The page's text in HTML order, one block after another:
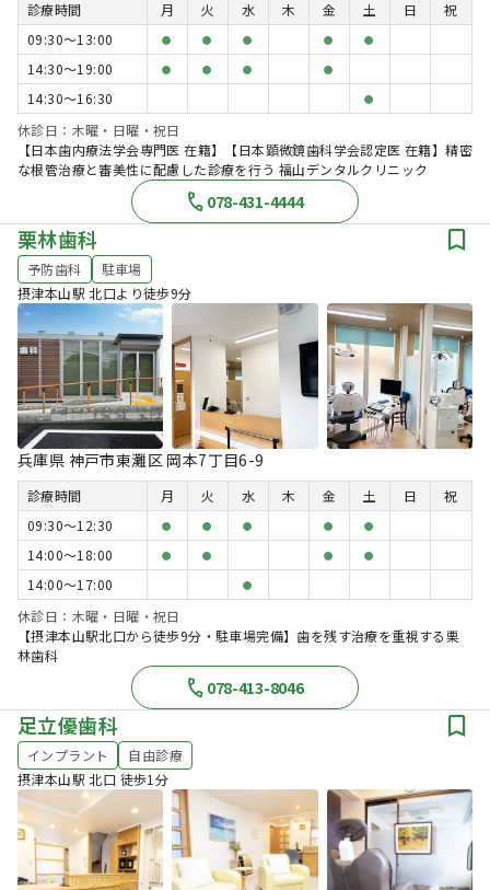
診療時間 月 火 水 木 金 土 日
祝
09:30〜13:00
● ● ● ● ●
14:30〜19:00 ● ● ● ●
14:30〜16:30 ●
休診日：木曜・日曜・祝日
【日本歯内療法学会専門医 在籍】【日本顕微鏡歯科学会認定医 在籍】精密
な根管治療と審美性に配慮した診療を行う 福山デンタルクリニック
078-431-4444
栗林歯科
予防歯科
駐車場
摂津本山駅 北口より徒歩9分
兵庫県 神戸市東灘区 岡本7丁目6-9
診療時間 月 火 水 木 金 土 日
祝
09:30〜12:30
● ● ● ● ●
14:00〜18:00 ● ● ● ●
14:00〜17:00 ●
休診日：木曜・日曜・祝日
【摂津本山駅北口から徒歩9分・駐車場完備】歯を残す治療を重視する栗
林歯科
078-413-8046
足立優歯科
インプラント
自由診療
摂津本山駅 北口 徒歩1分